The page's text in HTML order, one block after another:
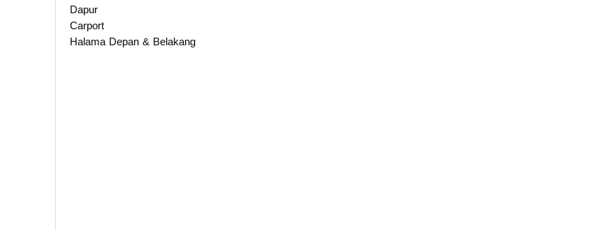
Dapur
Carport
Halama Depan & Belakang